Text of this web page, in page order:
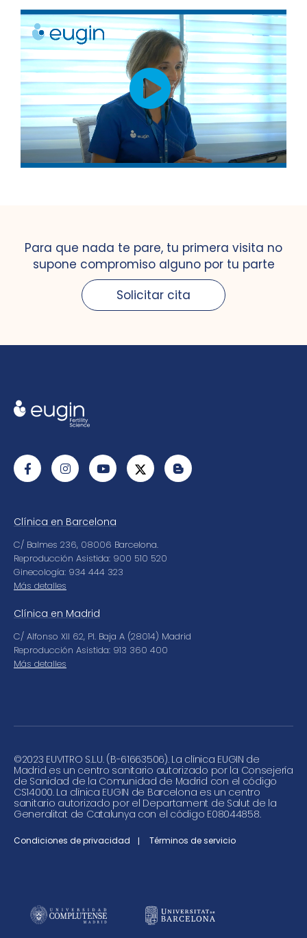
Para que nada te pare, tu primera visita no
supone compromiso alguno por tu parte
Solicitar cita
Clínica en Barcelona
C/ Balmes 236, 08006 Barcelona.
Reproducción Asistida: 900 510 520
Ginecología: 934 444 323
Más detalles
Clínica en Madrid
C/ Alfonso XII 62, Pl. Baja A (28014) Madrid
Reproducción Asistida: 913 360 400
Más detalles
©2023 EUVITRO S.L.U. (B-61663506). La clínica EUGIN de
Madrid es un centro sanitario autorizado por la Consejería
de Sanidad de la Comunidad de Madrid con el código
CS14000. La clínica EUGIN de Barcelona es un centro
sanitario autorizado por el Departament de Salut de la
Generalitat de Catalunya con el código E08044858.
Condiciones de privacidad Términos de servicio